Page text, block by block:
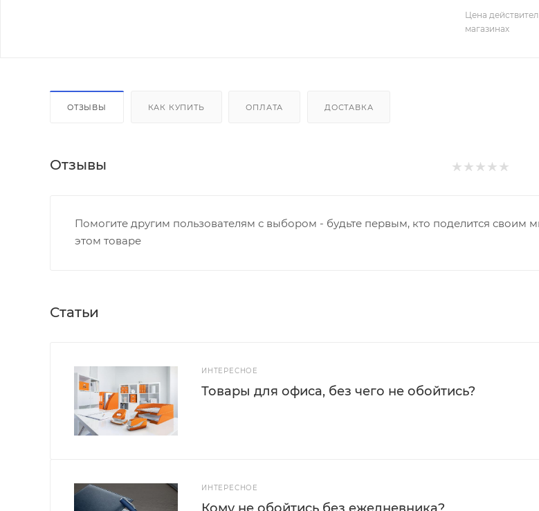
Цена
магазинах
ОТЗЫВЫ КАК КУПИТЬ ОПЛАТА ДОСТАВКА
Отзывы
Помогите другим пользователям с выбором - будьте первым, кто поделится своим
этом товаре
Статьи
ИНТЕРЕСНОЕ
Товары для офиса, без чего не обойтись?
ИНТЕРЕСНОЕ